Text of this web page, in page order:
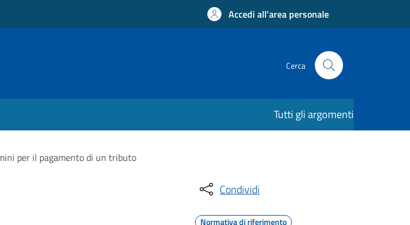
Accedi all'area personale
Cerca
Tutti gli argomenti
per il pagamento di un tributo
Condividi
Normativa di riferimento